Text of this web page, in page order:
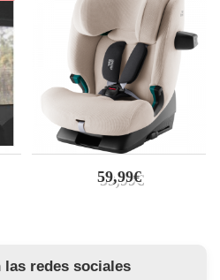
59,99€
las redes sociales